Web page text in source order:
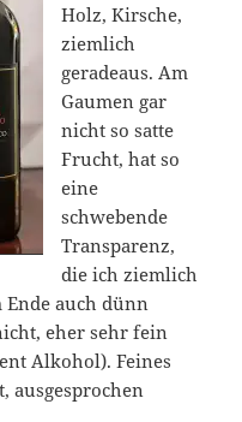
Holz, Kirsche,
ziemlich
geradeaus. Am
Gaumen gar
nicht so satte
Frucht, hat so
eine
schwebende
Transparenz,
die ich ziemlich
auch dünn
eher sehr fein
Alkohol). Feines
ausgesprochen